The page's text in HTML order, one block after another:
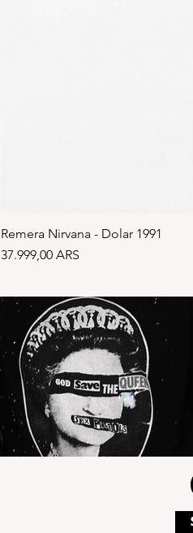
Remera Nirvana - Dolar 1991
Precio
37.999,00 ARS